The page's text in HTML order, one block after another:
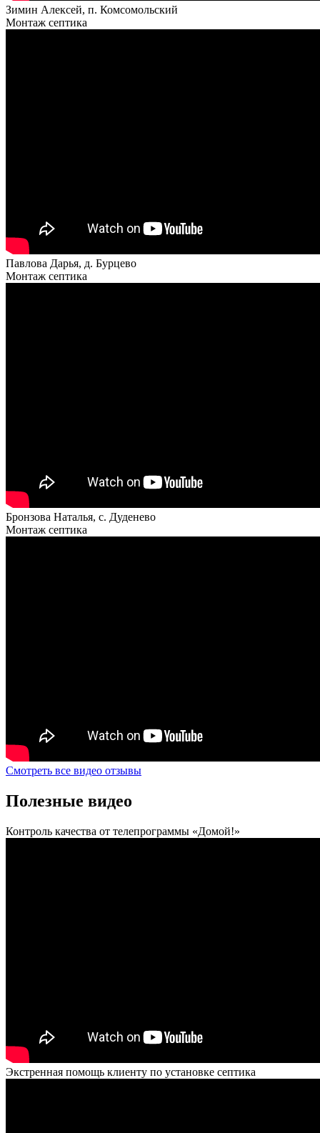
Зимин Алексей, п. Комсомольский
Монтаж септика
Павлова Дарья, д. Бурцево
Монтаж септика
Бронзова Наталья, с. Дуденево
Монтаж септика
Смотреть все видео отзывы
Полезные видео
Контроль качества от телепрограммы «Домой!»
Экстренная помощь клиенту по установке септика